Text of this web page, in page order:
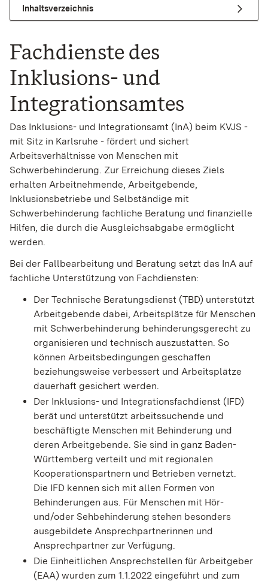
Inhaltsverzeichnis
Fachdienste des
Inklusions- und
Integrationsamtes
Das Inklusions- und Integrationsamt (InA) beim KVJS -
mit Sitz in Karlsruhe - fördert und sichert
Arbeitsverhältnisse von Menschen mit
Schwerbehinderung. Zur Erreichung dieses Ziels
erhalten Arbeitnehmende, Arbeitgebende,
Inklusionsbetriebe und Selbständige mit
Schwerbehinderung fachliche Beratung und finanzielle
Hilfen, die durch die Ausgleichsabgabe ermöglicht
werden.
Bei der Fallbearbeitung und Beratung setzt das InA auf
fachliche Unterstützung von Fachdiensten:
Der Technische Beratungsdienst (TBD) unterstützt
Arbeitgebende dabei, Arbeitsplätze für Menschen
mit Schwerbehinderung behinderungsgerecht zu
organisieren und technisch auszustatten. So
können Arbeitsbedingungen geschaffen
beziehungsweise verbessert und Arbeitsplätze
dauerhaft gesichert werden.
Der Inklusions- und Integrationsfachdienst (IFD)
berät und unterstützt arbeitssuchende und
beschäftigte Menschen mit Behinderung und
deren Arbeitgebende. Sie sind in ganz Baden-
Württemberg verteilt und mit regionalen
Kooperationspartnern und Betrieben vernetzt.
Die IFD kennen sich mit allen Formen von
Behinderungen aus. Für Menschen mit Hör-
und/oder Sehbehinderung stehen besonders
ausgebildete Ansprechpartnerinnen und
Ansprechpartner zur Verfügung.
Die Einheitlichen Ansprechstellen für Arbeitgeber
(EAA) wurden zum 1.1.2022 eingeführt und zum